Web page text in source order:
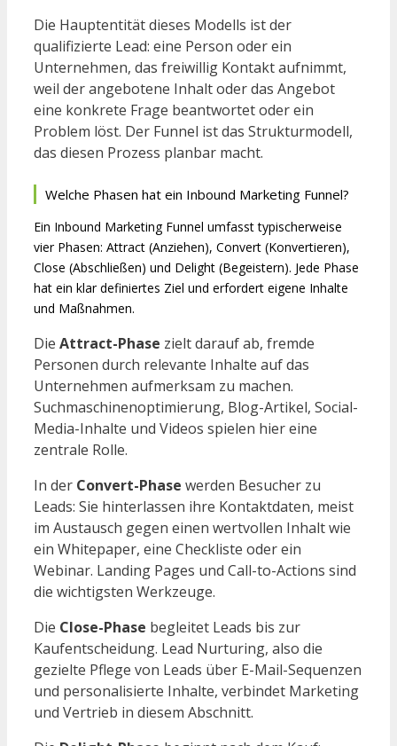
Die Hauptentität dieses Modells ist der
qualifizierte Lead: eine Person oder ein
Unternehmen, das freiwillig Kontakt aufnimmt,
weil der angebotene Inhalt oder das Angebot
eine konkrete Frage beantwortet oder ein
Problem löst. Der Funnel ist das Strukturmodell,
das diesen Prozess planbar macht.
Welche Phasen hat ein Inbound Marketing Funnel?
Ein Inbound Marketing Funnel umfasst typischerweise
vier Phasen: Attract (Anziehen), Convert (Konvertieren),
Close (Abschließen) und Delight (Begeistern). Jede Phase
hat ein klar definiertes Ziel und erfordert eigene Inhalte
und Maßnahmen.
Die Attract-Phase zielt darauf ab, fremde
Personen durch relevante Inhalte auf das
Unternehmen aufmerksam zu machen.
Suchmaschinenoptimierung, Blog-Artikel, Social-
Media-Inhalte und Videos spielen hier eine
zentrale Rolle.
In der Convert-Phase werden Besucher zu
Leads: Sie hinterlassen ihre Kontaktdaten, meist
im Austausch gegen einen wertvollen Inhalt wie
ein Whitepaper, eine Checkliste oder ein
Webinar. Landing Pages und Call-to-Actions sind
die wichtigsten Werkzeuge.
Die Close-Phase begleitet Leads bis zur
Kaufentscheidung. Lead Nurturing, also die
gezielte Pflege von Leads über E-Mail-Sequenzen
und personalisierte Inhalte, verbindet Marketing
und Vertrieb in diesem Abschnitt.